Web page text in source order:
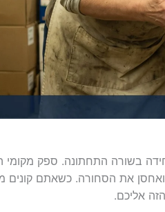
בשורה התחתונה. ספק מקומי
את הסחורה. כשאתם
אליכם.